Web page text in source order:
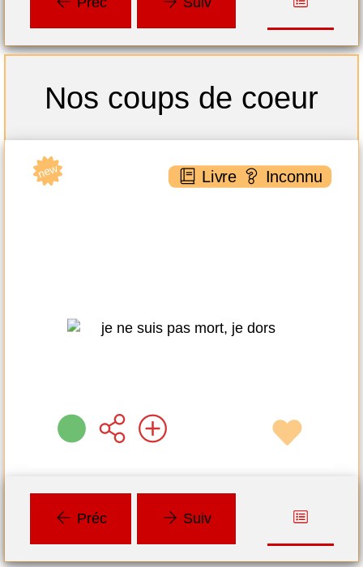
Nos coups de coeur
Livre Inconnu
new
Je ne suis pas mort, je dors
Préc Suiv